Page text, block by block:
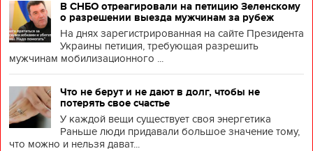
В СНБО отреагировали на петицию Зеленскому
о разрешении выезда мужчинам за рубеж
На днях зарегистрированная на сайте Президента
Украины петиция, требующая разрешить
мужчинам мобилизационного ...
Что не берут и не дают в долг, чтобы не
потерять свое счастье
У каждой вещи существует своя энергетика
Раньше люди придавали большое значение тому,
что можно и нельзя дават...